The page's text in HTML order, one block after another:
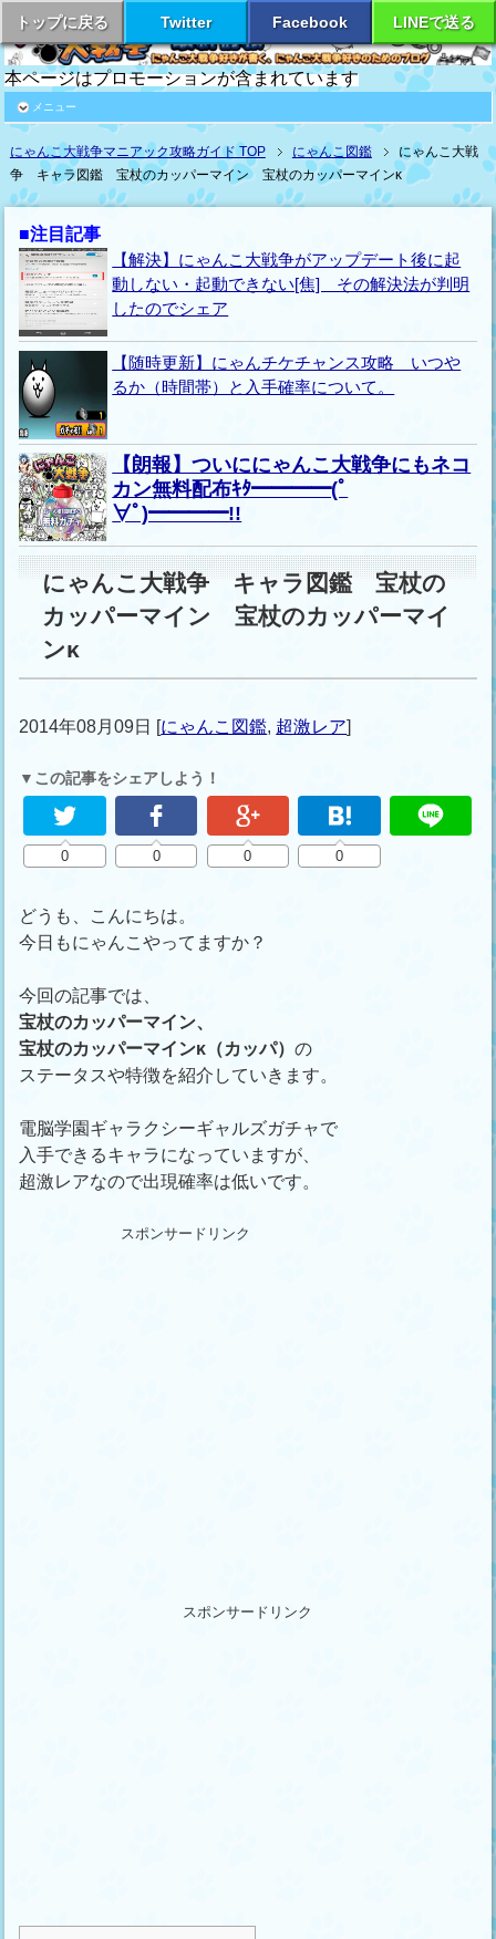
トップに戻る Twitter Facebook LINEで送る
本ページはプロモーションが含まれています
メニュー
にゃんこ大戦争マニアック攻略ガイド TOP にゃんこ図鑑
にゃんこ大戦
争 キャラ図鑑 宝杖のカッパーマイン 宝杖のカッパーマインκ
■注目記事
【解決】にゃんこ大戦争がアップデート後に起
動しない・起動できない[焦] その解決法が判明
したのでシェア
【随時更新】にゃんチケチャンス攻略 いつや
るか（時間帯）と入手確率について。
【朗報】ついににゃんこ大戦争にもネコ
カン無料配布ｷﾀ━━━━(ﾟ
∀ﾟ)━━━━!!
にゃんこ大戦争 キャラ図鑑 宝杖の
カッパーマイン 宝杖のカッパーマイ
ンκ
2014年08月09日 [にゃんこ図鑑, 超激レア]
▼この記事をシェアしよう！
0 0 0 0
どうも、こんにちは。
今日もにゃんこやってますか？
今回の記事では、
宝杖のカッパーマイン、
宝杖のカッパーマインκ（カッパ）の
ステータスや特徴を紹介していきます。
電脳学園ギャラクシーギャルズガチャで
入手できるキャラになっていますが、
超激レアなので出現確率は低いです。
スポンサードリンク
スポンサードリンク